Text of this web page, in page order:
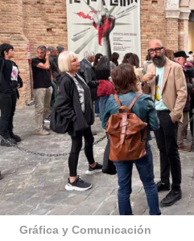
Gráfica y Comunicación